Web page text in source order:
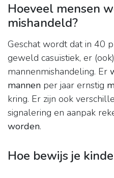
Hoeveel mensen
mishandeld?
Geschat wordt dat in 40
geweld casuïstiek, er
mannenmishandeling. Er
mannen per jaar ernstig
kring. Er zijn ook
signalering en aanpak
worden.
Hoe bewijs je